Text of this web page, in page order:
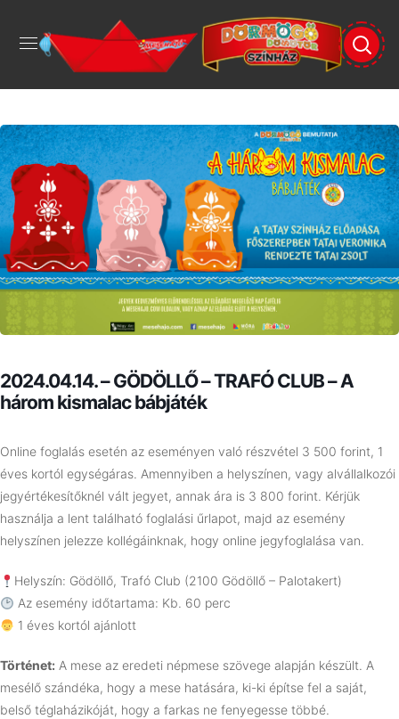
2024.04.14. – GÖDÖLLŐ – TRAFÓ CLUB – A
három kismalac bábjáték
Online foglalás esetén az eseményen való részvétel 3 500 forint, 1
éves kortól egységáras. Amennyiben a helyszínen, vagy alvállalkozói
jegyértékesítőknél vált jegyet, annak ára is 3 800 forint. Kérjük
használja a lent található foglalási űrlapot, majd az esemény
helyszínen jelezze kollégáinknak, hogy online jegyfoglalása van.
Helyszín: Gödöllő, Trafó Club (2100 Gödöllő – Palotakert)
Az esemény időtartama: Kb. 60 perc
1 éves kortól ajánlott
Történet: A mese az eredeti népmese szövege alapján készült. A
mesélő szándéka, hogy a mese hatására, ki-ki építse fel a saját,
belső téglaházikóját, hogy a farkas ne fenyegesse többé.